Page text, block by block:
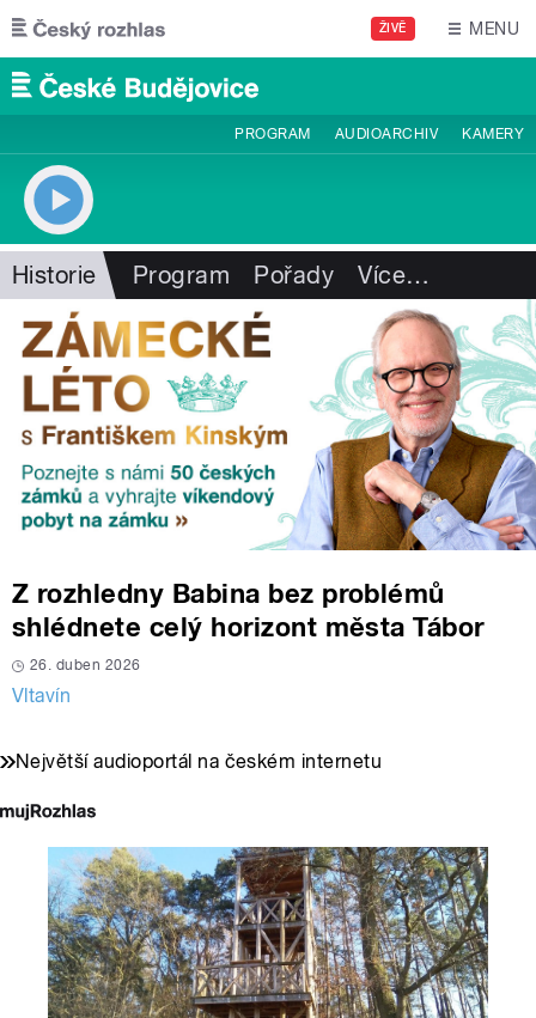
Přejít k hlavnímu obsahu
ŽIVĚ MENU
PROGRAM AUDIOARCHIV KAMERY
Historie Program Pořady Více…
Z rozhledny Babina bez problémů
shlédnete celý horizont města Tábor
26. duben 2026
Vltavín
Největší audioportál na českém internetu